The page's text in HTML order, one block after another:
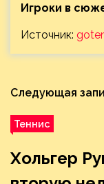
Игроки в
Источник:
Следующая
Теннис
Хольгер